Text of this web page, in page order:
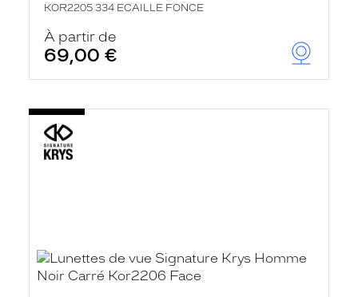
KOR2205 334 ECAILLE FONCE
À partir de
69,00 €